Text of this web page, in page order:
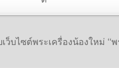
ว็บไซต์พระเครื่องน้องใหม่ “